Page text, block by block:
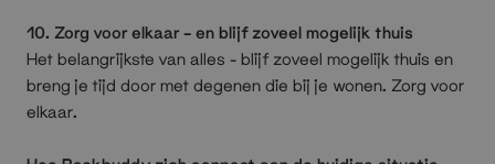
10. Zorg voor elkaar - en blijf zoveel mogelijk thuis
Het belangrijkste van alles - blijf zoveel mogelijk thuis en
breng je tijd door met degenen die bij je wonen. Zorg voor
elkaar.